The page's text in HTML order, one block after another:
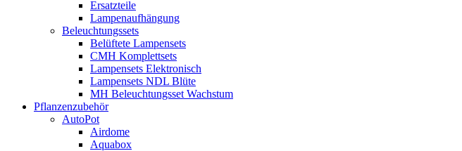
Ersatzteile
Lampenaufhängung
Beleuchtungssets
Belüftete Lampensets
CMH Komplettsets
Lampensets Elektronisch
Lampensets NDL Blüte
MH Beleuchtungsset Wachstum
Pflanzenzubehör
AutoPot
Airdome
Aquabox